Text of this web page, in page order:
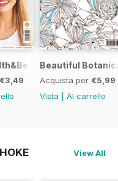
€3,49
Beautiful
Acquista per €5,99
Vista
Al carrello
View All